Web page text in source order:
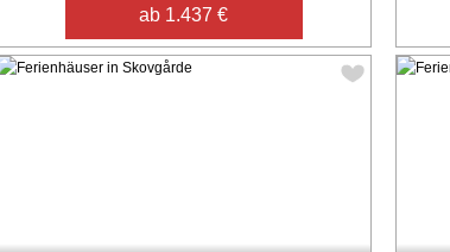
ab 1.437 €